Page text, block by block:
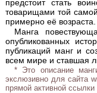
предстоит стать
товарищами той
примерно её возраста.
Манга
опубликованных
публикаций манг и
всем мире и ставшая
* Это описание
экслюзивно для сайта
прямой активной